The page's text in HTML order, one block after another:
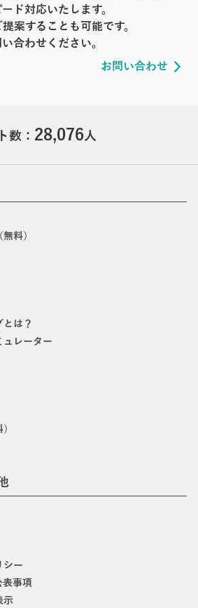
ド対応いたします。
案することも可能です。
合わせください。
お問い合わせ
数： 28,076人
料）
とは？
ュレーター
シー
表事項
示